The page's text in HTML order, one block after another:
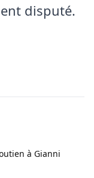
disputé.
à Gianni